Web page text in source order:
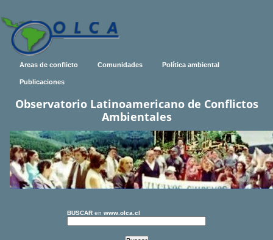
Areas de conflicto Comunidades Política ambiental
Publicaciones
Observatorio Latinoamericano de Conflictos
Ambientales
BUSCAR en www.olca.cl